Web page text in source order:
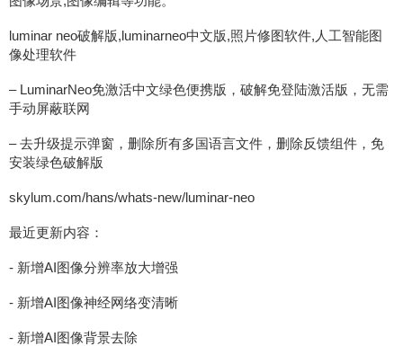
luminar neo破解版,luminarneo中文版,照片修图软件,人工智能图
像处理软件
– LuminarNeo免激活中文绿色便携版，破解免登陆激活版，无需
手动屏蔽联网
– 去升级提示弹窗，删除所有多国语言文件，删除反馈组件，免
安装绿色破解版
skylum.com/hans/whats-new/luminar-neo
最近更新内容：
- 新增AI图像分辨率放大增强
- 新增AI图像神经网络变清晰
- 新增AI图像背景去除